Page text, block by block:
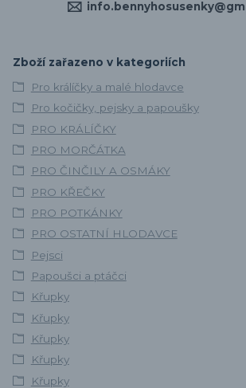
Zboží zařazeno v kategoriích
Pro králíčky a malé hlodavce
Pro kočičky, pejsky a papoušky
PRO KRÁLÍČKY
PRO MORČÁTKA
PRO ČINČILY A OSMÁKY
PRO KŘEČKY
PRO POTKÁNKY
PRO OSTATNÍ HLODAVCE
Pejsci
Papoušci a ptáčci
Křupky
Křupky
Křupky
Křupky
Křupky